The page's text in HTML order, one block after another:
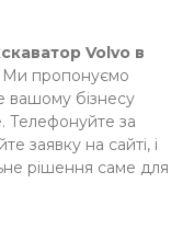
Volvo в
Ми пропонуємо
вашому бізнесу
Телефонуйте за
заявку на сайті, і
рішення саме для